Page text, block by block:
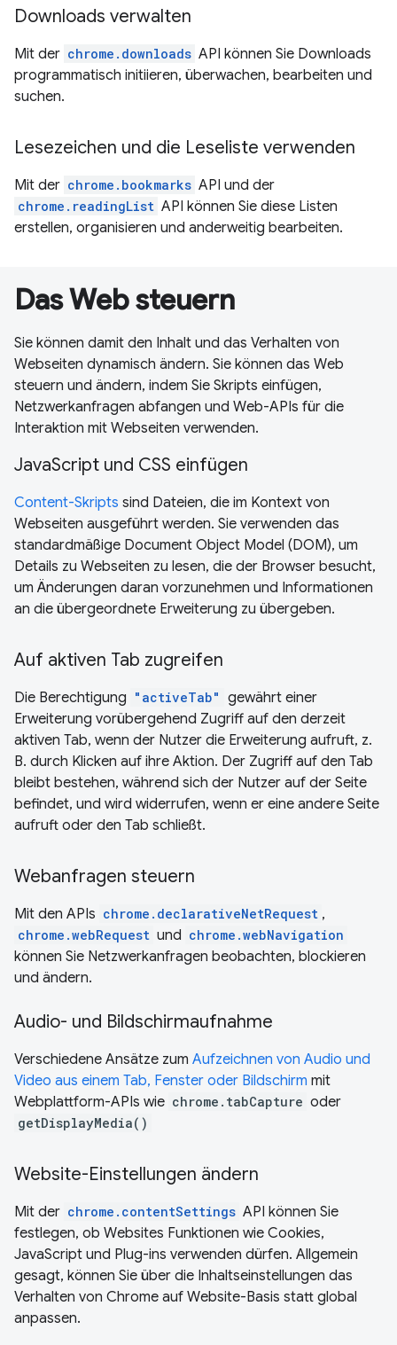
Downloads verwalten
Mit der chrome.downloads API können Sie Downloads
programmatisch initiieren, überwachen, bearbeiten und
suchen.
Lesezeichen und die Leseliste verwenden
Mit der chrome.bookmarks API und der
chrome.readingList API können Sie diese Listen
erstellen, organisieren und anderweitig bearbeiten.
Das Web steuern
Sie können damit den Inhalt und das Verhalten von
Webseiten dynamisch ändern. Sie können das Web
steuern und ändern, indem Sie Skripts einfügen,
Netzwerkanfragen abfangen und Web-APIs für die
Interaktion mit Webseiten verwenden.
JavaScript und CSS einfügen
Content-Skripts sind Dateien, die im Kontext von
Webseiten ausgeführt werden. Sie verwenden das
standardmäßige Document Object Model (DOM), um
Details zu Webseiten zu lesen, die der Browser besucht,
um Änderungen daran vorzunehmen und Informationen
an die übergeordnete Erweiterung zu übergeben.
Auf aktiven Tab zugreifen
Die Berechtigung "activeTab" gewährt einer
Erweiterung vorübergehend Zugriff auf den derzeit
aktiven Tab, wenn der Nutzer die Erweiterung aufruft, z.
B. durch Klicken auf ihre Aktion. Der Zugriff auf den Tab
bleibt bestehen, während sich der Nutzer auf der Seite
befindet, und wird widerrufen, wenn er eine andere Seite
aufruft oder den Tab schließt.
Webanfragen steuern
Mit den APIs chrome.declarativeNetRequest ,
chrome.webRequest und chrome.webNavigation
können Sie Netzwerkanfragen beobachten, blockieren
und ändern.
Audio- und Bildschirmaufnahme
Verschiedene Ansätze zum Aufzeichnen von Audio und
Video aus einem Tab, Fenster oder Bildschirm mit
Webplattform-APIs wie chrome.tabCapture oder
getDisplayMedia()
Website-Einstellungen ändern
Mit der chrome.contentSettings API können Sie
festlegen, ob Websites Funktionen wie Cookies,
JavaScript und Plug-ins verwenden dürfen. Allgemein
gesagt, können Sie über die Inhaltseinstellungen das
Verhalten von Chrome auf Website-Basis statt global
anpassen.